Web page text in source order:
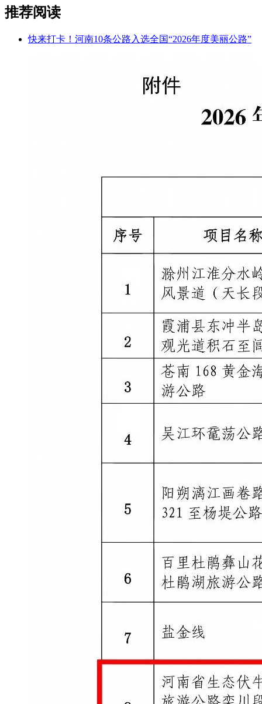
推荐阅读
快来打卡！河南10条公路入选全国“2026年度美丽公路”